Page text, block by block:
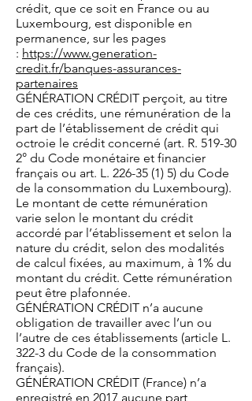
crédit, que ce soit en France ou au
Luxembourg, est disponible en
permanence, sur les pages
: https://www.generation-
credit.fr/banques-assurances-
partenaires
GÉNÉRATION CRÉDIT perçoit, au titre
de ces crédits, une rémunération de la
part de l’établissement de crédit qui
octroie le crédit concerné (art. R. 519-30
2° du Code monétaire et financier
français ou art. L. 226-35 (1) 5) du Code
de la consommation du Luxembourg).
Le montant de cette rémunération
varie selon le montant du crédit
accordé par l’établissement et selon la
nature du crédit, selon des modalités
de calcul fixées, au maximum, à 1% du
montant du crédit. Cette rémunération
peut être plafonnée.
GÉNÉRATION CRÉDIT n’a aucune
obligation de travailler avec l’un ou
l’autre de ces établissements (article L.
322-3 du Code de la consommation
français).
GÉNÉRATION CRÉDIT (France) n’a
enregistré en 2017 aucune part